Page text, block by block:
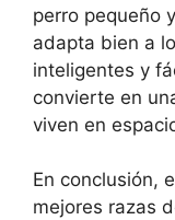
perro pequeño
adapta bien a
inteligentes y
convierte en
viven en
En conclusión,
mejores razas